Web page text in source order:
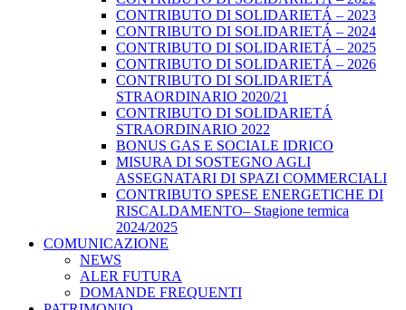
CONTRIBUTO DI SOLIDARIETÁ – 2023
CONTRIBUTO DI SOLIDARIETÁ – 2024
CONTRIBUTO DI SOLIDARIETÁ – 2025
CONTRIBUTO DI SOLIDARIETÁ – 2026
CONTRIBUTO DI SOLIDARIETÁ
STRAORDINARIO 2020/21
CONTRIBUTO DI SOLIDARIETÁ
STRAORDINARIO 2022
BONUS GAS E SOCIALE IDRICO
MISURA DI SOSTEGNO AGLI
ASSEGNATARI DI SPAZI COMMERCIALI
CONTRIBUTO SPESE ENERGETICHE DI
RISCALDAMENTO– Stagione termica
2024/2025
COMUNICAZIONE
NEWS
ALER FUTURA
DOMANDE FREQUENTI